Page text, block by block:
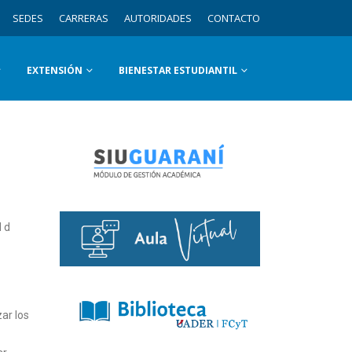
SEDES CARRERAS AUTORIDADES CONTACTO
EXTENSIÓN BIENESTAR ESTUDIANTIL
d
los